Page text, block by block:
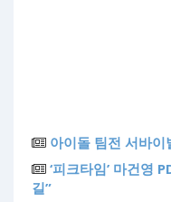
아이돌 팀전 서바이
‘피크타임’ 마건영
길”